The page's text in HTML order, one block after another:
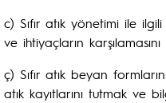
c) Sıfır atık yönetimi ile
ve ihtiyaçların
ç) Sıfır atık beyan
atık kayıtlarını tutmak ve